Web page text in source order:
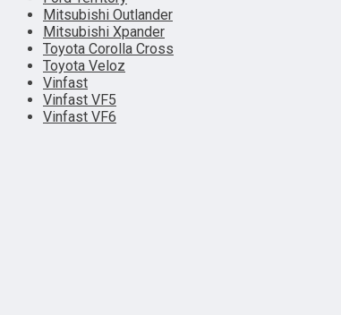
Mitsubishi Outlander
Mitsubishi Xpander
Toyota Corolla Cross
Toyota Veloz
Vinfast
Vinfast VF5
Vinfast VF6